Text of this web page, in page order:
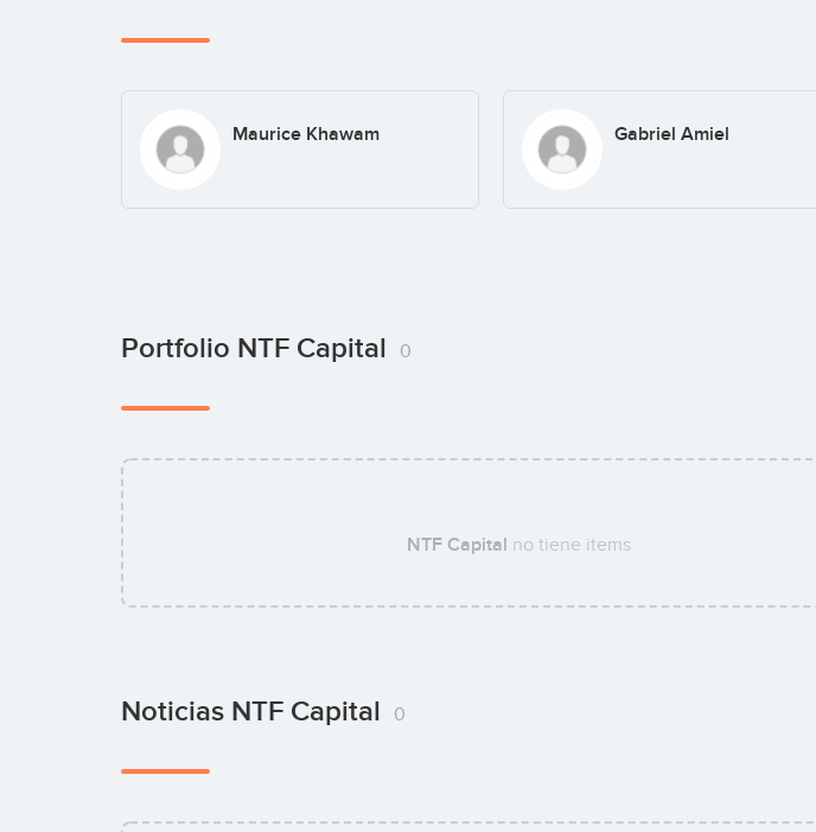
Maurice Khawam Gabriel Amiel
Portfolio NTF Capital 0
NTF Capital no tiene items
Noticias NTF Capital 0